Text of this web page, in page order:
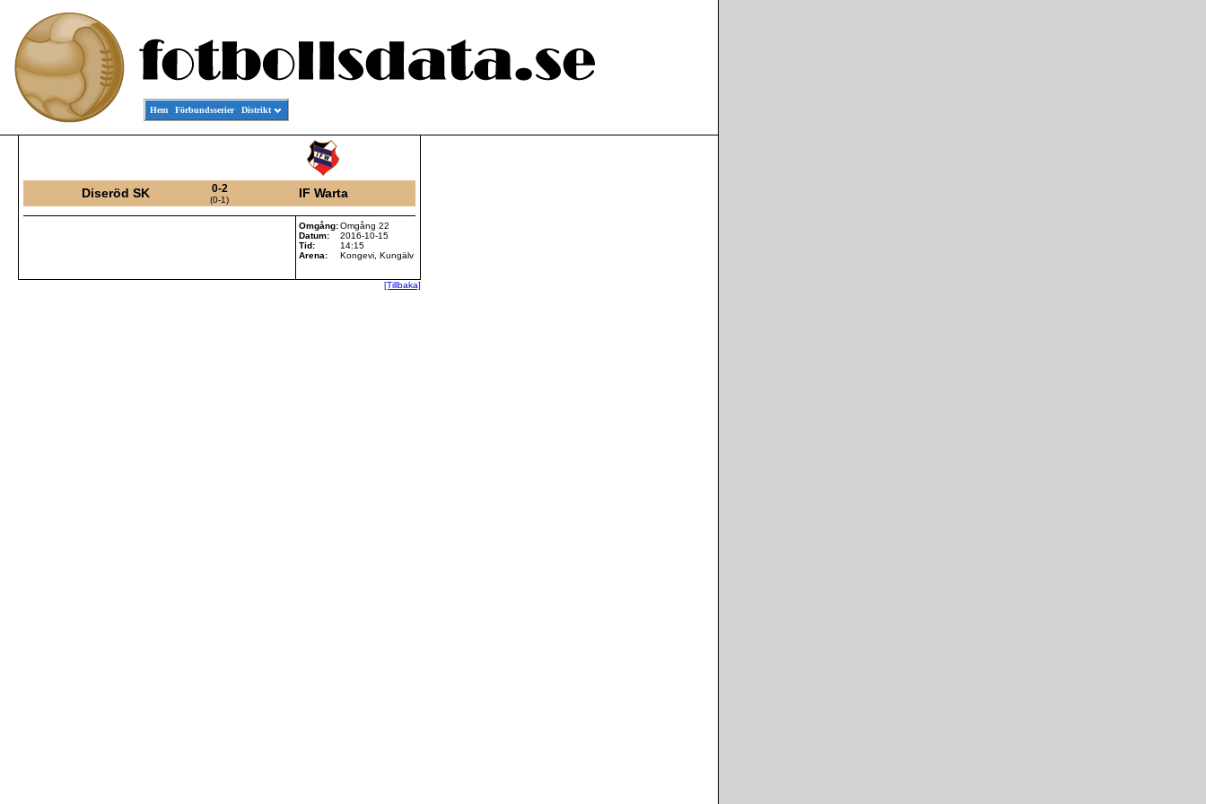
Hem Förbundsserier Distrikt
Diseröd SK 0-2
(0-1) IF Warta
Omgång:Omgång 22
Datum:
2016-10-15
Tid:
14:15
Arena:
Kongevi, Kungälv
[Tillbaka]